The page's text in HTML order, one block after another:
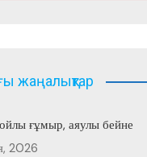
жаңалықтар
ғұмыр, аяулы бейне
2026